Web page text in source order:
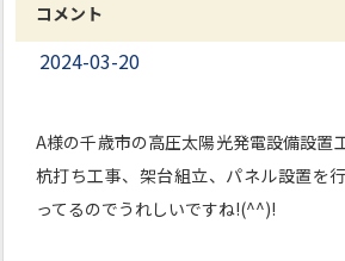
コメント
2024-03-20
A様の千歳市の高圧太陽光発電設備設置
杭打ち工事、架台組立、パネル設置を
ってるのでうれしいですね!(^^)!